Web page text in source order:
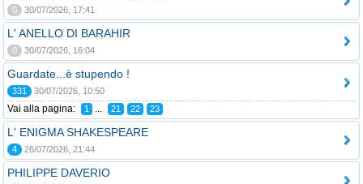
0 30/07/2026, 17:41
L' ANELLO DI BARAHIR
0 30/07/2026, 16:04
Guardate...è stupendo !
331 30/07/2026, 10:50
Vai alla pagina: 1 ... 21 22 23
L' ENIGMA SHAKESPEARE
4 26/07/2026, 21:44
PHILIPPE DAVERIO